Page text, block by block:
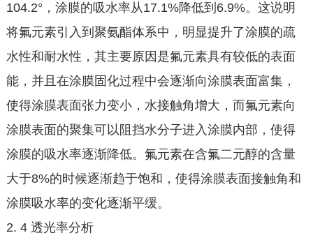
104.2°，涂膜的吸水率从17.1%降低到6.9%。这说明
将氟元素引入到聚氨酯体系中，明显提升了涂膜的疏
水性和耐水性，其主要原因是氟元素具有较低的表面
能，并且在涂膜固化过程中会逐渐向涂膜表面富集，
使得涂膜表面张力变小，水接触角增大，而氟元素向
涂膜表面的聚集可以阻挡水分子进入涂膜内部，使得
涂膜的吸水率逐渐降低。氟元素在含氟二元醇的含量
大于8%的时候逐渐趋于饱和，使得涂膜表面接触角和
涂膜吸水率的变化逐渐平缓。
2. 4 透光率分析